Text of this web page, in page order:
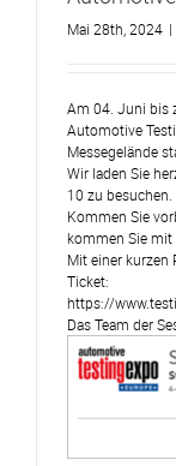
Mai 28th, 2024 |
Am 04. Juni bis
Automotive
Messegelände
Wir laden Sie
10 zu besuchen.
Kommen Sie
kommen Sie mit
Mit einer kurzen
Ticket:
https://
Das Team der